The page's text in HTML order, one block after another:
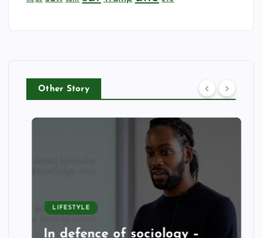
Other Story
LIFESTYLE
In defence of sociology –